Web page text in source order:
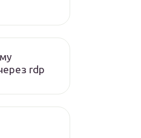
rdp